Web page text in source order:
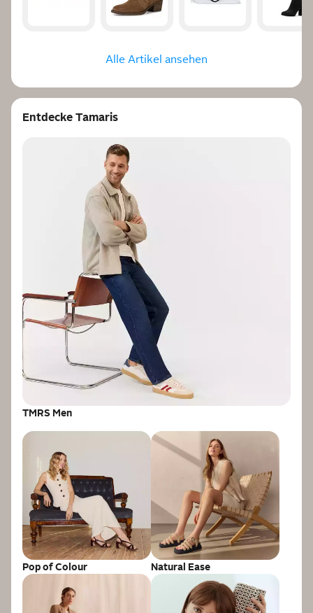
Alle Artikel ansehen
Entdecke Tamaris
TMRS Men
Pop of Colour Natural Ease